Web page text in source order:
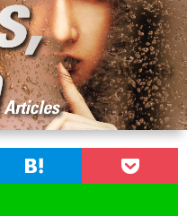
プ
戦
ド
ラ
マ
ー